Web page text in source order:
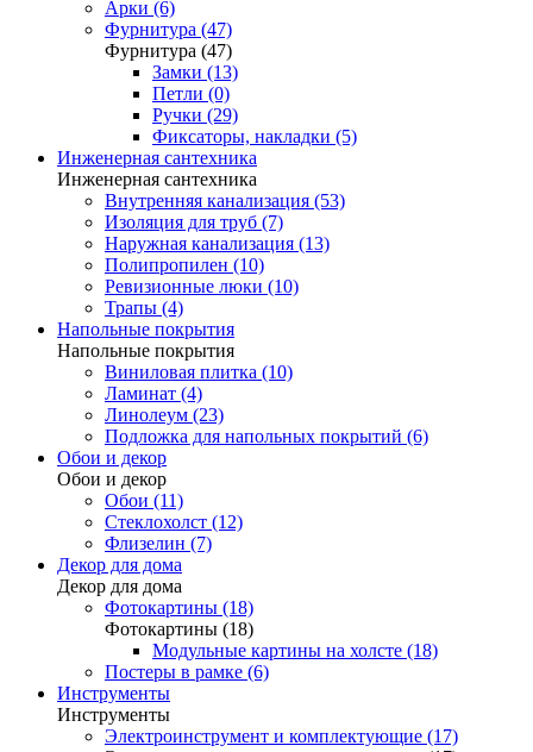
Арки (6)
Фурнитура (47)
Фурнитура (47)
Замки (13)
Петли (0)
Ручки (29)
Фиксаторы, накладки (5)
Инженерная сантехника
Инженерная сантехника
Внутренняя канализация (53)
Изоляция для труб (7)
Наружная канализация (13)
Полипропилен (10)
Ревизионные люки (10)
Трапы (4)
Напольные покрытия
Напольные покрытия
Виниловая плитка (10)
Ламинат (4)
Линолеум (23)
Подложка для напольных покрытий (6)
Обои и декор
Обои и декор
Обои (11)
Стеклохолст (12)
Флизелин (7)
Декор для дома
Декор для дома
Фотокартины (18)
Фотокартины (18)
Модульные картины на холсте (18)
Постеры в рамке (6)
Инструменты
Инструменты
Электроинструмент и комплектующие (17)